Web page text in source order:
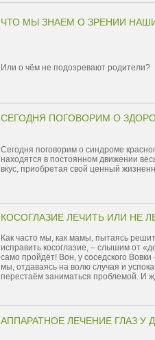
ЧТО МЫ ЗНАЕМ О ЗРЕНИИ
Или о чём не подозревают родители?
СЕГОДНЯ ПОГОВОРИМ О
Сегодня поговорим о синдроме
находятся в постоянном движении
вкус, приобретая свой ценный
КОСОГЛАЗИЕ ЛЕЧИТЬ ИЛИ НЕ
Как часто мы, как мамы, пытаясь
исправить косоглазие, – слышим от
само пройдёт! Вон, у соседского
мы, отдаваясь на волю случая и
перестаём заниматься проблемой. И
АППАРАТНОЕ ЛЕЧЕНИЕ ГЛАЗ У